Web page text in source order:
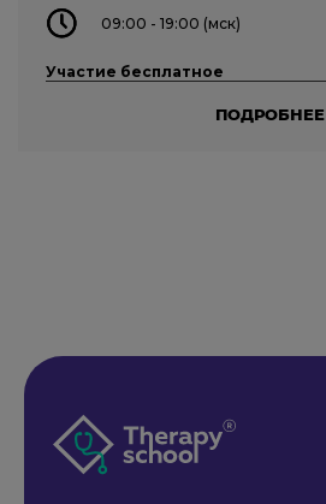
09:00 - 19:00 (мск)
Участие бесплатное
ПОДРОБНЕЕ